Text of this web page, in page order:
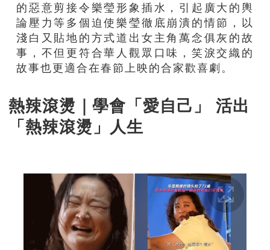
的惡意剪接令樂瑩形象插水，引起廣大的輿
論壓力等多個迫使樂瑩徹底崩潰的情節，以
淺白又貼地的方式道出女主角萬念俱灰的故
事，不但更符合華人觀眾口味，笑淚交織的
故事也更適合在春節上映的合家歡喜劇。
熱辣滾燙｜學會「愛自己」 活出
「熱辣滾燙」人生